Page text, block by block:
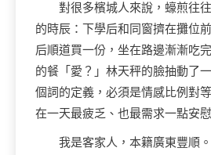
對很多檳城人來說，蠔煎往
的時辰：下學后和同窗擠在攤位
后順道買一份，坐在路邊漸漸吃
的餐「愛？」林天秤的臉抽動了
個詞的定義，必須是情感比例對
在一天最疲乏、也最需求一點安
我是客家人，本籍廣東豐順